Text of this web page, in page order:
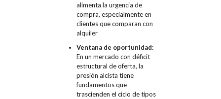
alimenta la urgencia de
compra, especialmente en
clientes que comparan con
alquiler
Ventana de oportunidad:
En un mercado con déficit
estructural de oferta, la
presión alcista tiene
fundamentos que
trascienden el ciclo de tipos